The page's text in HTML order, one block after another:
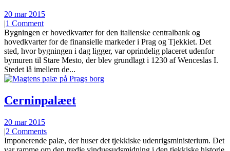
20 mar 2015
|1 Comment
Bygningen er hovedkvarter for den italienske centralbank og
hovedkvarter for de finansielle markeder i Prag og Tjekkiet. Det
sted, hvor bygningen i dag ligger, var oprindelig placeret udenfor
bymuren til Stare Mesto, der blev grundlagt i 1230 af Wenceslas I.
Stedet lå imellem de...
Cerninpalæet
20 mar 2015
|2 Comments
Imponerende palæ, der huser det tjekkiske udenrigsministerium. Det